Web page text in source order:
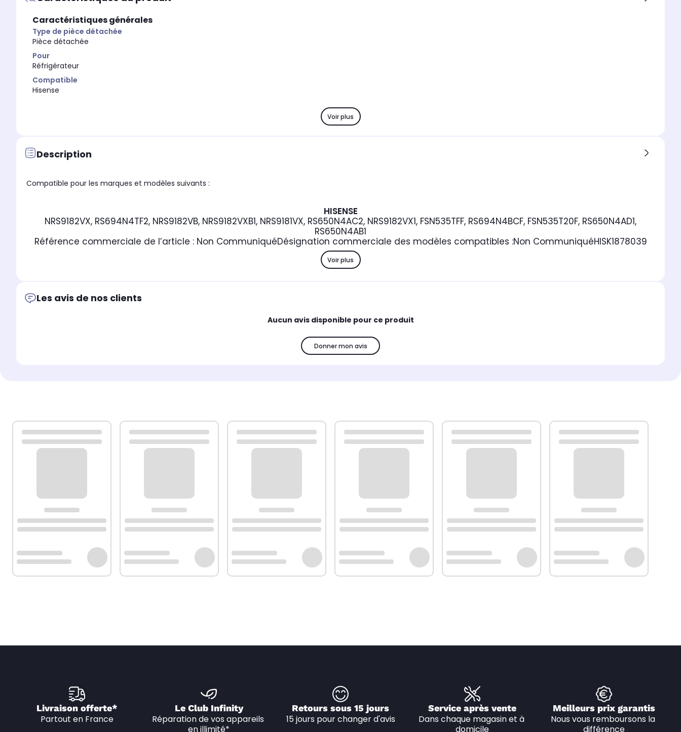
Caractéristiques générales
Type de pièce détachée
Pièce détachée
Pour
Réfrigérateur
Compatible
Hisense
Voir plus
Description
Compatible pour les marques et modèles suivants :
HISENSE
NRS9182VX, RS694N4TF2, NRS9182VB, NRS9182VXB1, NRS9181VX, RS650N4AC2, NRS9182VX1, FSN535TFF, RS694N4BCF, FSN535T20F, RS650N4AD1,
RS650N4AB1
Référence commerciale de l’article : Non CommuniquéDésignation commerciale des modèles compatibles :Non CommuniquéHISK1878039
Voir plus
Les avis de nos clients
Aucun avis disponible pour ce produit
Donner mon avis
Livraison offerte*
Partout en France
Le Club Infinity
Réparation de vos appareils
en illimité*
Retours sous 15 jours
15 jours pour changer d'avis
Service après vente
Dans chaque magasin et à
domicile
Meilleurs prix garantis
Nous vous remboursons la
différence